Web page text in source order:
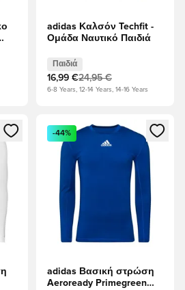
adidas Καλσόν Techfit -
Ομάδα Ναυτικό Παιδιά
Παιδιά
16,99 €24,95 €
6-8 Years, 12-14 Years, 14-16 Years
να συνδεθείτε ή να εγγραφείτε ως
Ανοίγει ένα Modal για να
-44%
adidas Βασική στρώση
Aeroready Primegreen